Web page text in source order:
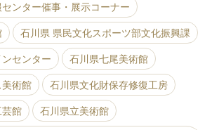
ンター催事・展示コーナー
石川県 県民文化スポーツ部文化振興課
センター 石川県七尾美術館
術館 石川県文化財保存修復工房
芸館 石川県立美術館